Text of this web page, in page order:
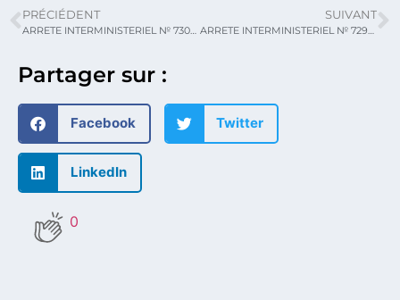
Partager sur :
Facebook Twitter
LinkedIn
0
PRÉCIÉDENT SUIVANT